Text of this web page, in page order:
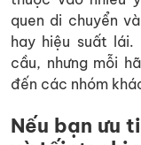
quen di chuyển
hay hiệu suất lái.
cầu, nhưng mỗi
đến các nhóm
Nếu bạn ưu